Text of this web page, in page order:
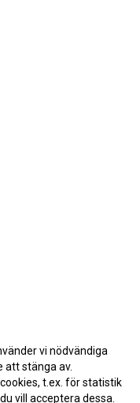
vi nödvändiga
att stänga av.
t.ex. för statistik
vill acceptera dessa.